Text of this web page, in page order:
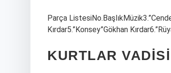
Parça
Kırdar5.”Konsey”Gökhan
KURTLAR